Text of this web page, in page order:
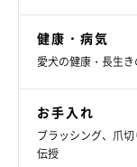
万が一、愛犬がア
してしまった可能
健康・病気
愛犬の健康・長生
お手入れ
ブラッシング、爪
伝授